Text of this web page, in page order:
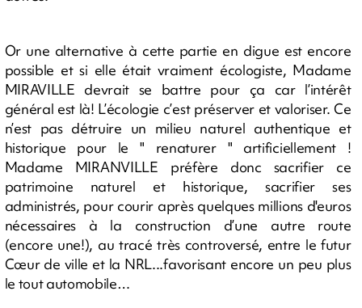
Or une alternative à cette partie en digue est encore
possible et si elle était vraiment écologiste, Madame
MIRAVILLE devrait se battre pour ça car l’intérêt
général est là! L’écologie c’est préserver et valoriser. Ce
n’est pas détruire un milieu naturel authentique et
historique pour le " renaturer " artificiellement !
Madame MIRANVILLE préfère donc sacrifier ce
patrimoine naturel et historique, sacrifier ses
administrés, pour courir après quelques millions d'euros
nécessaires à la construction d’une autre route
(encore une!), au tracé très controversé, entre le futur
Cœur de ville et la NRL...favorisant encore un peu plus
le tout automobile…